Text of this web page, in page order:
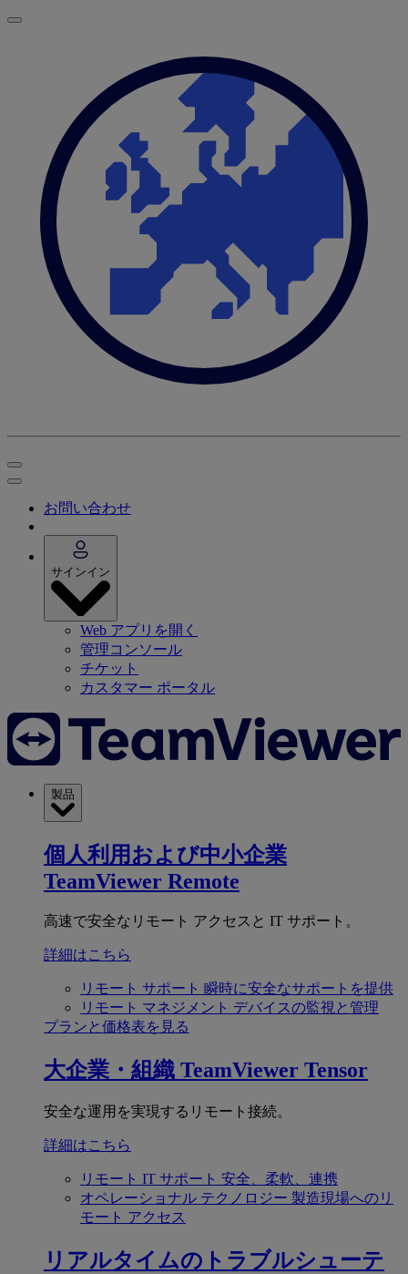
お問い合わせ
サインイン
Web アプリを開く
管理コンソール
チケット
カスタマー ポータル
製品
個人利用および中小企業
TeamViewer Remote
高速で安全なリモート アクセスと IT サポート。
詳細はこちら
リモート サポート 瞬時に安全なサポートを提供
リモート マネジメント デバイスの監視と管理
プランと価格表を見る
大企業・組織 TeamViewer Tensor
安全な運用を実現するリモート接続。
詳細はこちら
リモート IT サポート 安全、柔軟、連携
オペレーショナル テクノロジー 製造現場へのリ
モート アクセス
リアルタイムのトラブルシューテ